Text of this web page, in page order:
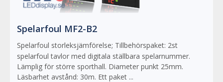
Spelarfoul MF2-B2
Spelarfoul storleksjämförelse; Tillbehörspaket: 2st
spelarfoul tavlor med digitala ställbara spelarnummer.
Lämplig för större sporthall. Diameter punkt 25mm.
Läsbarhet avstånd: 30m. Ett paket ...